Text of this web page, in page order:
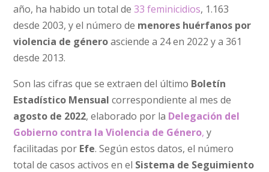
año, ha habido un total de33 feminicidios, 1.163
desde 2003, y el número de menores huérfanos por
violencia de géneroasciende a 24 en 2022 y a 361
desde 2013.
Son las cifras que se extraen del último Boletín
Estadístico Mensual correspondiente al mes de
agosto de 2022, elaborado por la Delegación del
Gobierno contra la Violencia de Género, y
facilitadas por Efe. Según estos datos, el número
total de casos activos en el Sistema de Seguimiento